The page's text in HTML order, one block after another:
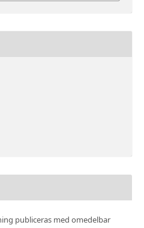
publiceras med omedelbar